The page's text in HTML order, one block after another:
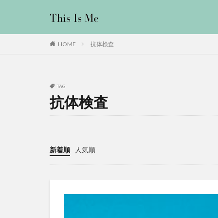
HOME 抗体検査
TAG
抗体検査
新着順 人気順